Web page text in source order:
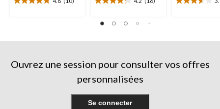
4.8
10
4.2
sur
16
3.7
3
Ouvrez une session pour consulter vos offres
personnalisées
Se connecter